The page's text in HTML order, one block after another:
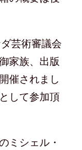
芸術審議会
家族、出版
催されまし
して参加頂
ミシェル・